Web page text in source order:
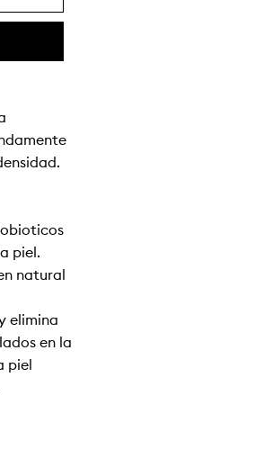
piel.
natural
elimina
en la
piel